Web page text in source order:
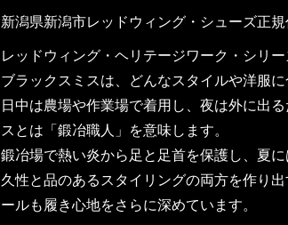
新潟県新潟市レッドウィング・シューズ正規
レッドウィング・ヘリテージワーク・シリ
ブラックスミスは、どんなスタイルや洋服
日中は農場や作業場で着用し、夜は外に出
スとは「鍛冶職人」を意味します。
鍛冶場で熱い炎から足と足首を保護し、夏
久性と品のあるスタイリングの両方を作り
ールも履き心地をさらに深めています。